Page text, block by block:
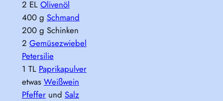
2 EL Olivenöl
400 g Schmand
200 g Schinken
2 Gemüsezwiebel
Petersilie
1 TL Paprikapulver
etwas Weißwein
Pfefferund Salz